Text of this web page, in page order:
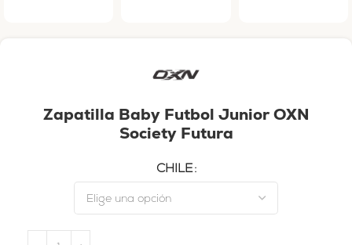
Zapatilla Baby Futbol Junior OXN
Society Futura
CHILE